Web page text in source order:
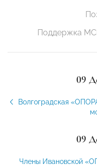
Поддержка
09
Волгоградская
09
Члены Ивановской